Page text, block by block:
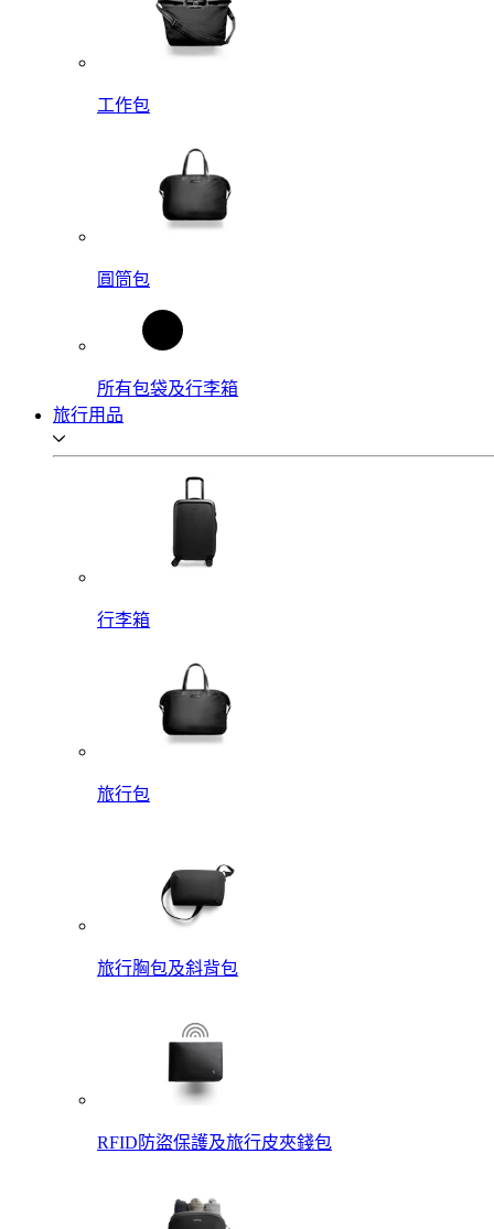
工作包
圓筒包
所有包袋及行李箱
旅行用品
行李箱
旅行包
旅行胸包及斜背包
RFID防盜保護及旅行皮夾錢包